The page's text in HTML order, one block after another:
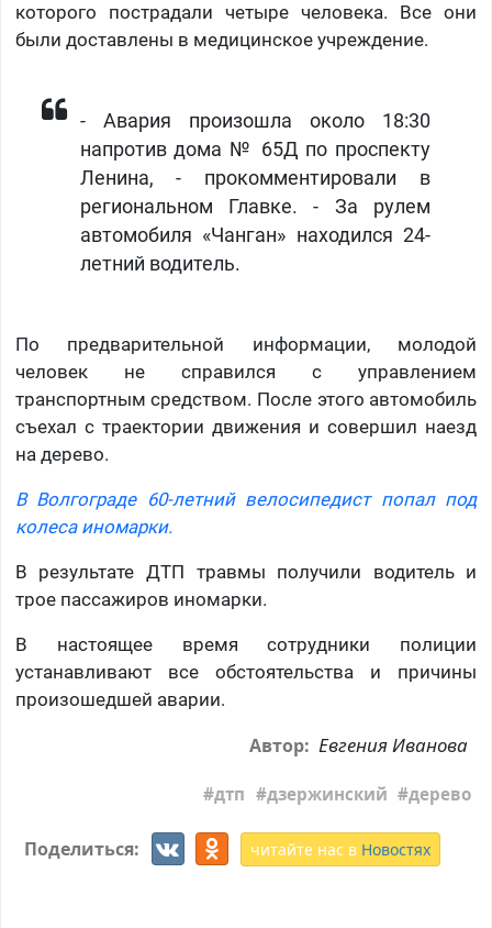
которого пострадали четыре человека. Все они
были доставлены в медицинское учреждение.
- Авария произошла около 18:30
напротив дома № 65Д по проспекту
Ленина, - прокомментировали в
региональном Главке. - За рулем
автомобиля «Чанган» находился 24-
летний водитель.
По предварительной информации, молодой
человек не справился с управлением
транспортным средством. После этого автомобиль
съехал с траектории движения и совершил наезд
на дерево.
В Волгограде 60-летний велосипедист попал под
колеса иномарки.
В результате ДТП травмы получили водитель и
трое пассажиров иномарки.
В настоящее время сотрудники полиции
устанавливают все обстоятельства и причины
произошедшей аварии.
Автор: Евгения Иванова
дтп дзержинский дерево
Поделиться: читайте нас в Новостях